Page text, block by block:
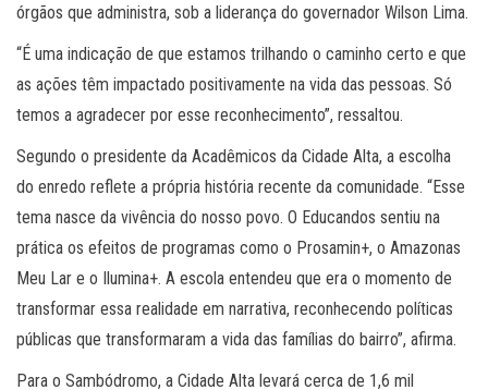
órgãos que administra, sob a liderança do governador Wilson Lima.
“É uma indicação de que estamos trilhando o caminho certo e que
as ações têm impactado positivamente na vida das pessoas. Só
temos a agradecer por esse reconhecimento”, ressaltou.
Segundo o presidente da Acadêmicos da Cidade Alta, a escolha
do enredo reflete a própria história recente da comunidade. “Esse
tema nasce da vivência do nosso povo. O Educandos sentiu na
prática os efeitos de programas como o Prosamin+, o Amazonas
Meu Lar e o Ilumina+. A escola entendeu que era o momento de
transformar essa realidade em narrativa, reconhecendo políticas
públicas que transformaram a vida das famílias do bairro”, afirma.
Para o Sambódromo, a Cidade Alta levará cerca de 1,6 mil